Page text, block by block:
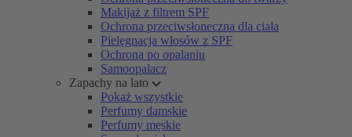
Makijaż z filtrem SPF
Ochrona przeciwsłoneczna dla ciała
Pielęgnacja włosów z SPF
Ochrona po opalaniu
Samoopalacz
Zapachy na lato
Pokaż wszystkie
Perfumy damskie
Perfumy męskie